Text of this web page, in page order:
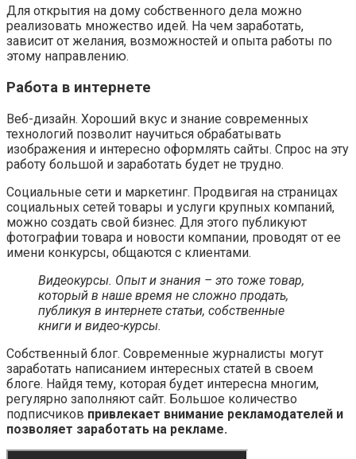
Для открытия на дому собственного дела можно
реализовать множество идей. На чем заработать,
зависит от желания, возможностей и опыта работы по
этому направлению.
Работа в интернете
Веб-дизайн. Хороший вкус и знание современных
технологий позволит научиться обрабатывать
изображения и интересно оформлять сайты. Спрос на эту
работу большой и заработать будет не трудно.
Социальные сети и маркетинг. Продвигая на страницах
социальных сетей товары и услуги крупных компаний,
можно создать свой бизнес. Для этого публикуют
фотографии товара и новости компании, проводят от ее
имени конкурсы, общаются с клиентами.
Видеокурсы. Опыт и знания – это тоже товар,
который в наше время не сложно продать,
публикуя в интернете статьи, собственные
книги и видео-курсы.
Собственный блог. Современные журналисты могут
заработать написанием интересных статей в своем
блоге. Найдя тему, которая будет интересна многим,
регулярно заполняют сайт. Большое количество
подписчиков привлекает внимание рекламодателей и
позволяет заработать на рекламе.